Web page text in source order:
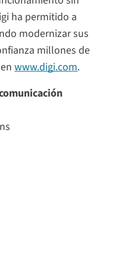
ha permitido a
modernizar sus
millones de
enwww.digi.com.